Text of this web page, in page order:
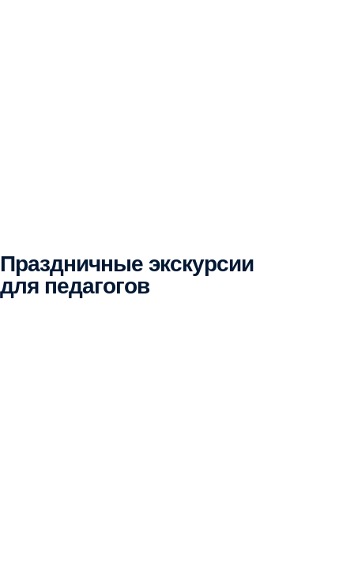
Праздничные экскурсии
для педагогов